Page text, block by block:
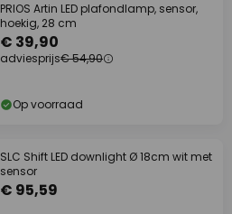
PRIOS Artin LED plafondlamp, sensor,
hoekig, 28 cm
€ 39,90
adviesprijs€ 54,90
Op voorraad
SLC Shift LED downlight Ø 18cm wit met
sensor
€ 95,59